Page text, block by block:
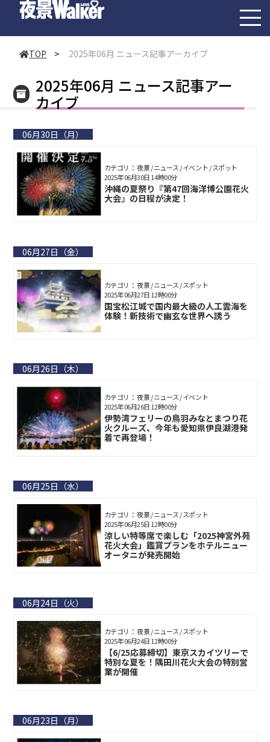
TOP > 2025年06月 ニュース記事アーカイブ
2025年06月 ニュース記事アー
カイブ
06月30日（月）
カテゴリ： 夜景 / ニュース / イベント / スポット
沖縄の夏祭り『第47回海洋博公園花火
大会』の日程が決定！
2025年06月30日 14時00分
06月27日（金）
カテゴリ： 夜景 / ニュース / スポット
国宝松江城で国内最大級の人工雲海を
体験！新技術で幽玄な世界へ誘う
2025年06月27日 12時00分
06月26日（木）
カテゴリ： 夜景 / ニュース / イベント
伊勢湾フェリーの鳥羽みなとまつり花
火クルーズ、今年も愛知県伊良湖港発
着で再登場！
2025年06月26日 12時00分
06月25日（水）
カテゴリ： 夜景 / ニュース / スポット
涼しい特等席で楽しむ「2025神宮外苑
花火大会」鑑賞プランをホテルニュー
オータニが発売開始
2025年06月25日 12時00分
06月24日（火）
カテゴリ： 夜景 / ニュース / スポット
【6/25応募締切】東京スカイツリーで
特別な夏を！隅田川花火大会の特別営
業が開催
2025年06月24日 12時00分
06月23日（月）